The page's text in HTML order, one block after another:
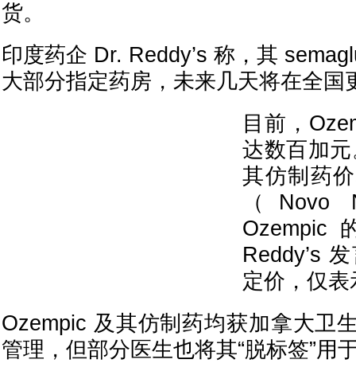
货。
印度药企 Dr. Reddy’s 称，其
大部分指定药房，未来几天将在全国
目前，
达数百加
其仿制药
（Novo
Ozempic
Reddy’s
定价，仅表
Ozempic 及其仿制药均获加拿大卫
管理，但部分医生也将其“脱标签”用